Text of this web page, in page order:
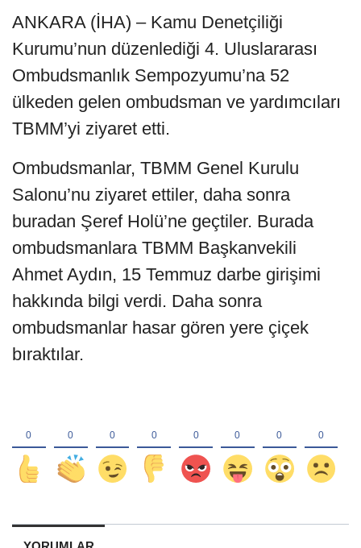
ANKARA (İHA) – Kamu Denetçiliği
Kurumu’nun düzenlediği 4. Uluslararası
Ombudsmanlık Sempozyumu’na 52
ülkeden gelen ombudsman ve yardımcıları
TBMM’yi ziyaret etti.
Ombudsmanlar, TBMM Genel Kurulu
Salonu’nu ziyaret ettiler, daha sonra
buradan Şeref Holü’ne geçtiler. Burada
ombudsmanlara TBMM Başkanvekili
Ahmet Aydın, 15 Temmuz darbe girişimi
hakkında bilgi verdi. Daha sonra
ombudsmanlar hasar gören yere çiçek
bıraktılar.